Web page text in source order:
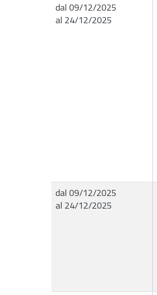
dal 09/12/2025
al 24/12/2025
dal 09/12/2025
al 24/12/2025